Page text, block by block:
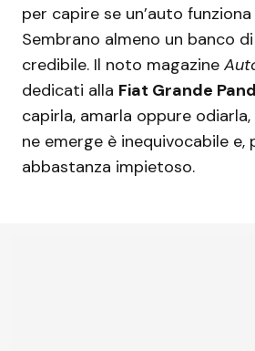
per capire se un’auto
Sembrano almeno un banco
credibile. Il noto magazine
dedicati alla Fiat Grande
capirla, amarla oppure
ne emerge è inequivocabile e,
abbastanza impietoso.